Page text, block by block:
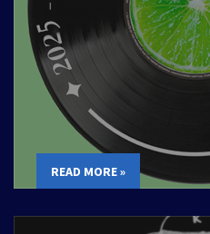
READ MORE »